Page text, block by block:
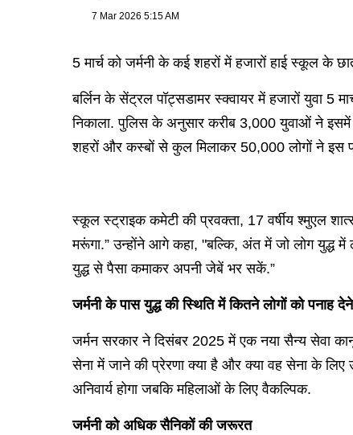
7 Mar 2026 5:15 AM
5 मार्च को जर्मनी के कई शहरों में हजारों हाई स्कूल के
बर्लिन के सेंट्रल पॉट्सडामर स्क्वायर में हजारों युवा 5
निकाला. पुलिस के अनुसार करीब 3,000 युवाओं ने इसमें
शहरों और कस्बों से कुल मिलाकर 50,000 लोगों ने इस
स्कूल स्ट्राइक कमेटी की प्रवक्ता, 17 वर्षीय श्मुएल
मरूंगा.” उन्होंने आगे कहा, "बल्कि, अंत में जो लोग युद्ध
युद्ध से पैसा कमाकर अपनी जेबें भर सकें.”
जर्मनी के पास युद्ध की स्थिति में कितने लोगों को पनाह
जर्मन सरकार ने दिसंबर 2025 में एक नया सैन्य सेवा
सेना में जाने की प्रेरणा क्या है और क्या वह सेना के लिए
अनिवार्य होगा जबकि महिलाओं के लिए वैकल्पिक.
जर्मनी को अधिक सैनिकों की जरूरत